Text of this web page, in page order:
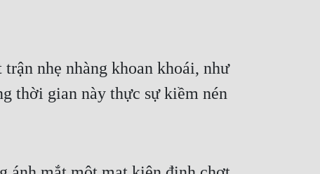
nhẹ nhàng khoan khoái, như
thời gian này thực sự kiềm nén